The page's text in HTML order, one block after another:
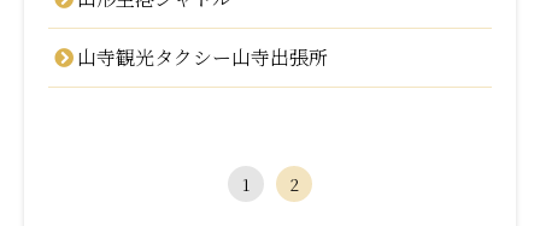
山寺観光タクシー山寺出張所
1 2